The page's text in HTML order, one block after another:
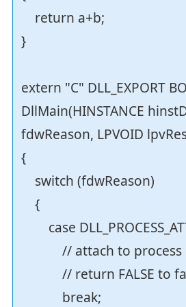
return a+b;
}
extern "C" DLL_EXPORT
DllMain(HINSTANCE
fdwReason, LPVOID
{
switch (fdwReason)
{
case
// attach to process
// return FALSE to
break;